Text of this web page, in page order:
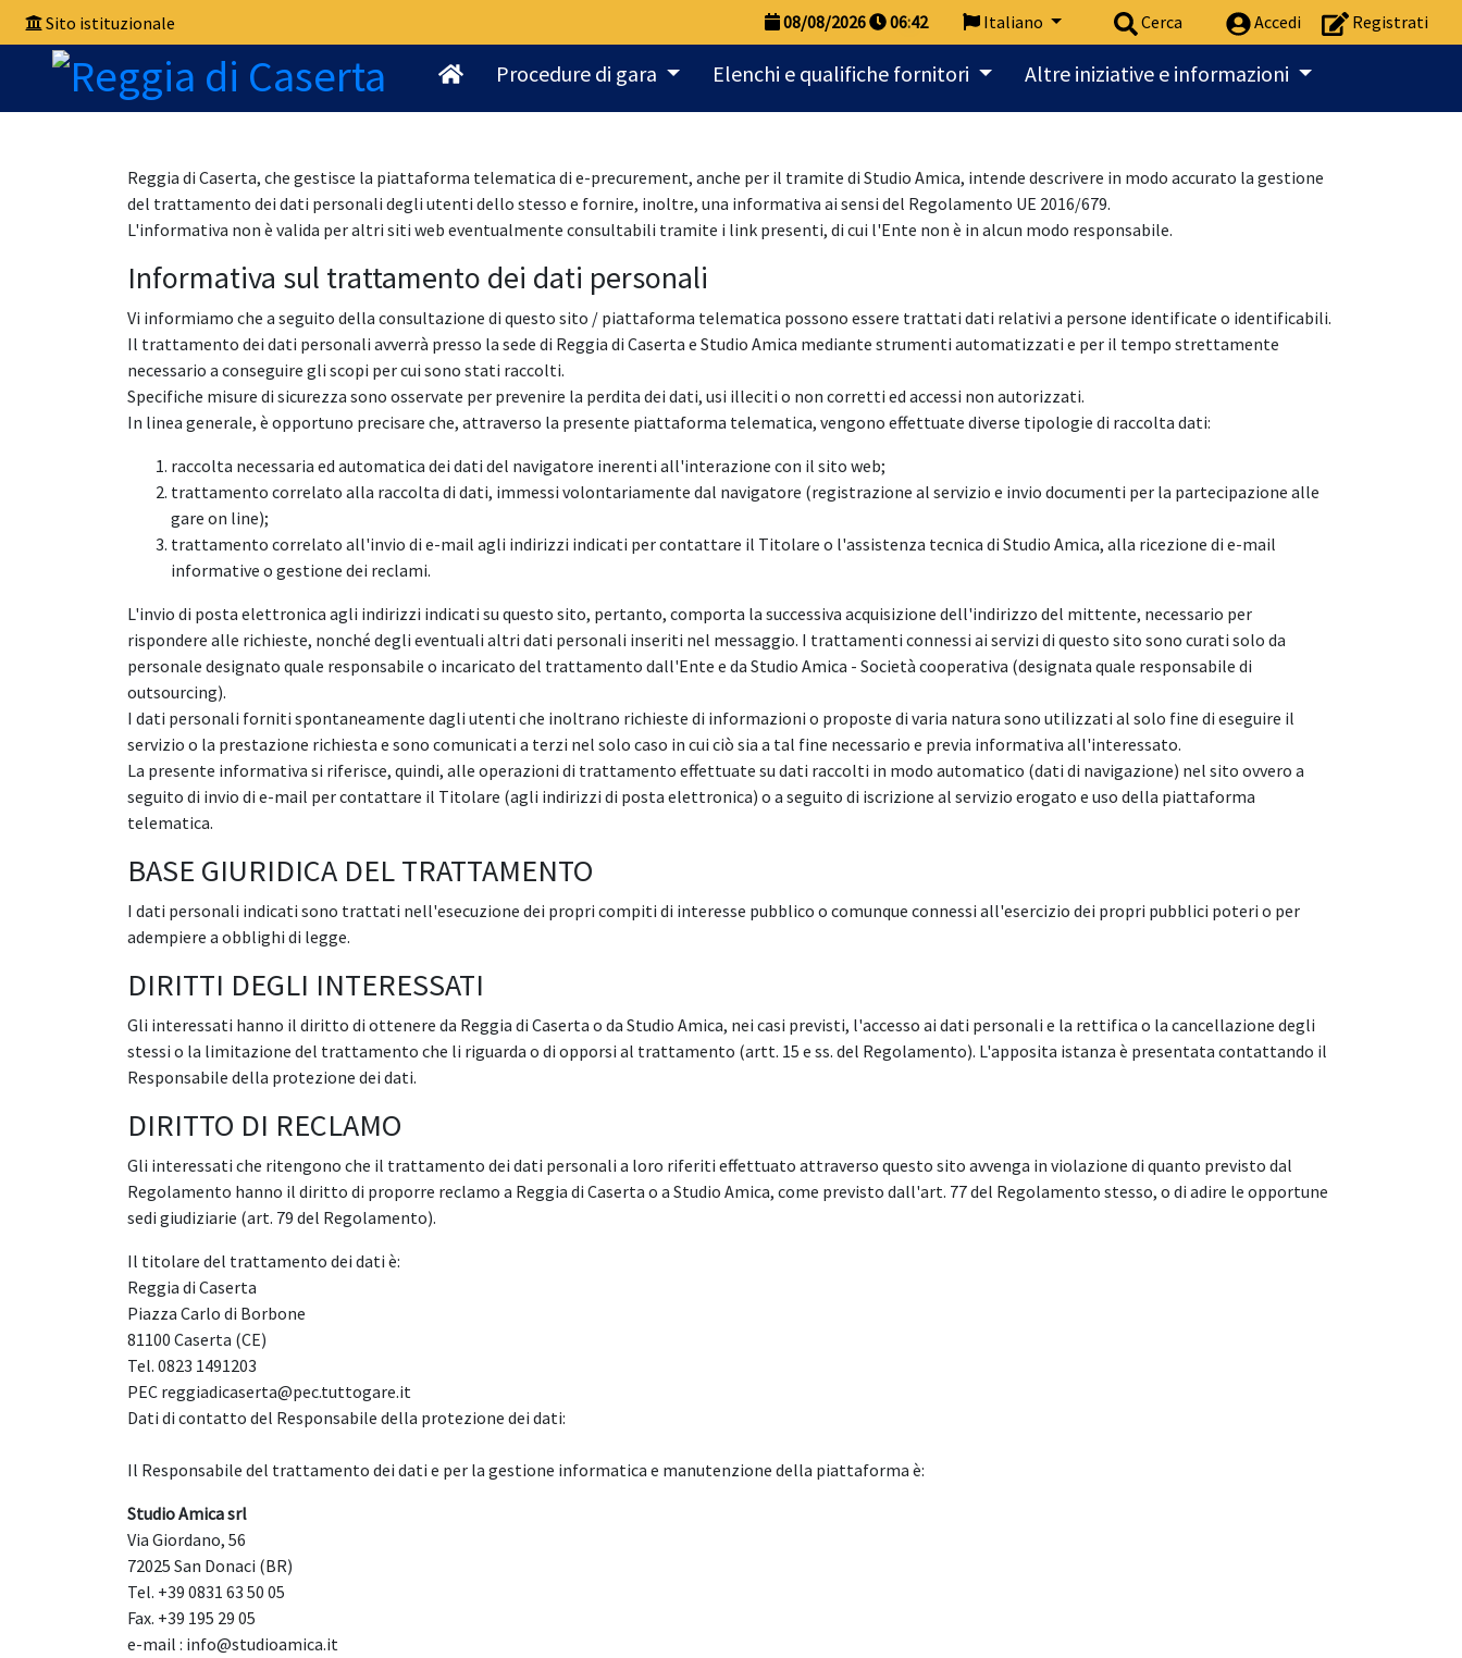
Sito istituzionale Accedi Registrati
Cerca
Italiano
08/08/2026 06:42
Procedure di gara Elenchi e qualifiche fornitori Altre iniziative e informazioni
Reggia di Caserta, che gestisce la piattaforma telematica di e-precurement, anche per il tramite di Studio Amica, intende descrivere in modo accurato la gestione
del trattamento dei dati personali degli utenti dello stesso e fornire, inoltre, una informativa ai sensi del Regolamento UE 2016/679.
L'informativa non è valida per altri siti web eventualmente consultabili tramite i link presenti, di cui l'Ente non è in alcun modo responsabile.
Informativa sul trattamento dei dati personali
Vi informiamo che a seguito della consultazione di questo sito / piattaforma telematica possono essere trattati dati relativi a persone identificate o identificabili.
Il trattamento dei dati personali avverrà presso la sede di Reggia di Caserta e Studio Amica mediante strumenti automatizzati e per il tempo strettamente
necessario a conseguire gli scopi per cui sono stati raccolti.
Specifiche misure di sicurezza sono osservate per prevenire la perdita dei dati, usi illeciti o non corretti ed accessi non autorizzati.
In linea generale, è opportuno precisare che, attraverso la presente piattaforma telematica, vengono effettuate diverse tipologie di raccolta dati:
raccolta necessaria ed automatica dei dati del navigatore inerenti all'interazione con il sito web;
trattamento correlato alla raccolta di dati, immessi volontariamente dal navigatore (registrazione al servizio e invio documenti per la partecipazione alle
gare on line);
trattamento correlato all'invio di e-mail agli indirizzi indicati per contattare il Titolare o l'assistenza tecnica di Studio Amica, alla ricezione di e-mail
informative o gestione dei reclami.
L'invio di posta elettronica agli indirizzi indicati su questo sito, pertanto, comporta la successiva acquisizione dell'indirizzo del mittente, necessario per
rispondere alle richieste, nonché degli eventuali altri dati personali inseriti nel messaggio. I trattamenti connessi ai servizi di questo sito sono curati solo da
personale designato quale responsabile o incaricato del trattamento dall'Ente e da Studio Amica - Società cooperativa (designata quale responsabile di
outsourcing).
I dati personali forniti spontaneamente dagli utenti che inoltrano richieste di informazioni o proposte di varia natura sono utilizzati al solo fine di eseguire il
servizio o la prestazione richiesta e sono comunicati a terzi nel solo caso in cui ciò sia a tal fine necessario e previa informativa all'interessato.
La presente informativa si riferisce, quindi, alle operazioni di trattamento effettuate su dati raccolti in modo automatico (dati di navigazione) nel sito ovvero a
seguito di invio di e-mail per contattare il Titolare (agli indirizzi di posta elettronica) o a seguito di iscrizione al servizio erogato e uso della piattaforma
telematica.
BASE GIURIDICA DEL TRATTAMENTO
I dati personali indicati sono trattati nell'esecuzione dei propri compiti di interesse pubblico o comunque connessi all'esercizio dei propri pubblici poteri o per
adempiere a obblighi di legge.
DIRITTI DEGLI INTERESSATI
Gli interessati hanno il diritto di ottenere da Reggia di Caserta o da Studio Amica, nei casi previsti, l'accesso ai dati personali e la rettifica o la cancellazione degli
stessi o la limitazione del trattamento che li riguarda o di opporsi al trattamento (artt. 15 e ss. del Regolamento). L'apposita istanza è presentata contattando il
Responsabile della protezione dei dati.
DIRITTO DI RECLAMO
Gli interessati che ritengono che il trattamento dei dati personali a loro riferiti effettuato attraverso questo sito avvenga in violazione di quanto previsto dal
Regolamento hanno il diritto di proporre reclamo a Reggia di Caserta o a Studio Amica, come previsto dall'art. 77 del Regolamento stesso, o di adire le opportune
sedi giudiziarie (art. 79 del Regolamento).
Il titolare del trattamento dei dati è:
Reggia di Caserta
Piazza Carlo di Borbone
81100 Caserta (CE)
Tel. 0823 1491203
PEC reggiadicaserta@pec.tuttogare.it
Dati di contatto del Responsabile della protezione dei dati:
Il Responsabile del trattamento dei dati e per la gestione informatica e manutenzione della piattaforma è:
Studio Amica srl
Via Giordano, 56
72025 San Donaci (BR)
Tel. +39 0831 63 50 05
Fax. +39 195 29 05
e-mail : info@studioamica.it